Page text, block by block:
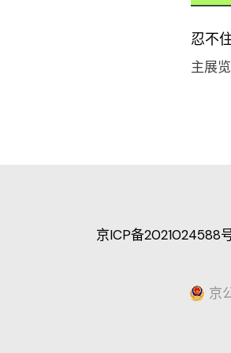
忍不
主展览
京ICP备2021024588
京